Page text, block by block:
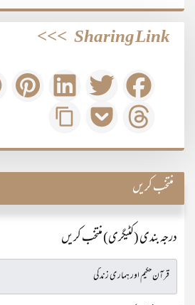
Sharing Link
>>>
منتخب کریں
درجہ بندی (کٹیگری) منتخب کریں